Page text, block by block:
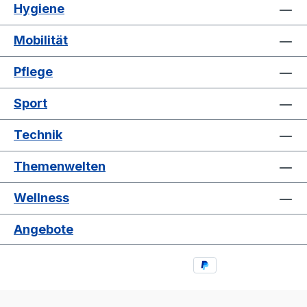
Unterteil gehört ebenfalls zum Lieferumfang. Die
eleganten Räder mit pannensicherer PU-
Bereifung gewährleisten ein optimales Fahr- und
Lenkgefühl und ermöglichen die bequeme
Überwindung von Bordsteinkanten und anderen
Hindernissen. Die anatomisch geformten Griffe
Bremsgriffen vermitteln ein sicheres Gefühl. Die
passive Sicherheit im Straßenverkehr sorgen die
Reflektoren, hinten und vorne angebracht.
Ultraleicht mit vielen Extras Zur Ultraleicht-
Bauweise kommt bei dem bescomedical Carbon
ein modernes und sehr ansprechendes Design,
die neutrale und sehr edel anmutende Farbe
„carbon“ und einige Extras, die serienmäßig
Hygiene
Mobilität
Pflege
Sport
Technik
Themenwelten
Wellness
Angebote